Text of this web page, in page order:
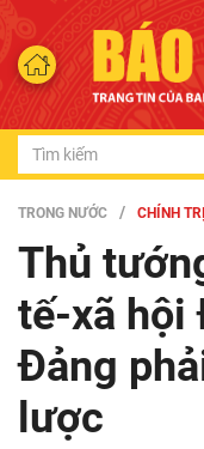
TRONG NƯỚC CHÍNH TRỊ
Thủ
tế-xã hội
Đảng
lược